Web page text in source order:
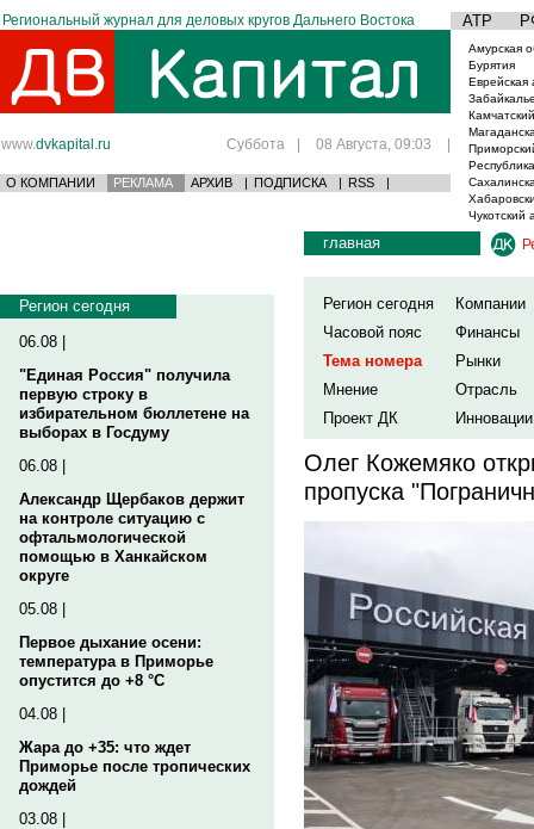
Региональный журнал для деловых кругов Дальнего Востока АТР
www.dvkapital.ru Суббота | 08 Августа, 09:03 |
О КОМПАНИИ РЕКЛАМА АРХИВ | ПОДПИСКА | RSS |
Амурская
Бурятия
Еврейская
Чукотский
Регион сегодня
06.08 |
"Единая Россия" получила
первую строку в
избирательном бюллетене на
выборах в Госдуму
06.08 |
Александр Щербаков держит
на контроле ситуацию с
офтальмологической
помощью в Ханкайском
округе
05.08 |
Первое дыхание осени:
температура в Приморье
опустится до +8 °C
04.08 |
Жара до +35: что ждет
Приморье после тропических
дождей
03.08 |
главная
Регион сегодня
Компании
Часовой пояс
Финансы
Тема номера
Рынки
Мнение
Отрасль
Проект ДК
Инновации
Олег Кожемяко
пропуска